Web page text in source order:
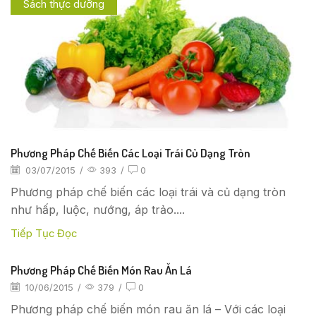
Sách thực dưỡng
Phương Pháp Chế Biến Các Loại Trái Củ Dạng Tròn
03/07/2015 / 393 / 0
Phương pháp chế biến các loại trái và củ dạng tròn
như hấp, luộc, nướng, áp trảo....
Tiếp Tục Đọc
Phương Pháp Chế Biến Món Rau Ăn Lá
10/06/2015 / 379 / 0
Phương pháp chế biến món rau ăn lá – Với các loại